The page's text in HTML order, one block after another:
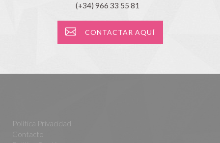
(+34) 966 33 55 81
CONTACTAR AQUÍ
Política Privacidad
Contacto